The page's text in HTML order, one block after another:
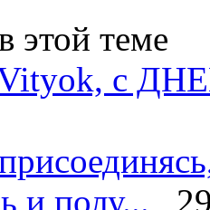
этой теме
с
и полу...